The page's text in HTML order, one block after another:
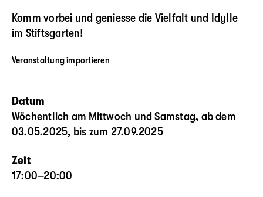
Komm vorbei und geniesse die Vielfalt und Idylle
im Stiftsgarten!
Veranstaltungimportieren
Datum
Wöchentlich am Mittwoch und Samstag, ab dem
03.05.2025, bis zum 27.09.2025
Zeit
17:00–20:00